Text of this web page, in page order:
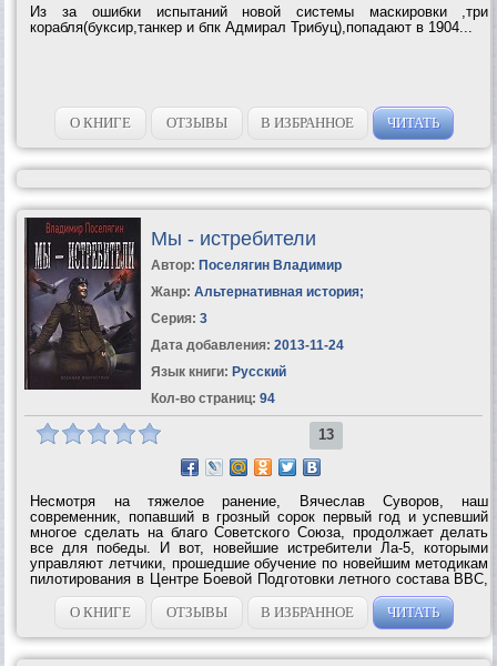
Из за ошибки испытаний новой системы маскировки ,три
корабля(буксир,танкер и бпк Адмирал Трибуц),попадают в 1904...
О КНИГЕ ОТЗЫВЫ В ИЗБРАННОЕ ЧИТАТЬ
Мы - истребители
Автор: Поселягин Владимир
Жанр: Альтернативная история;
Серия: 3
Дата добавления: 2013-11-24
Язык книги: Русский
Кол-во страниц: 94
13
Несмотря на тяжелое ранение, Вячеслав Суворов, наш
современник, попавший в грозный сорок первый год и успевший
многое сделать на благо Советского Союза, продолжает делать
все для победы. И вот, новейшие истребители Ла-5, которыми
управляют летчики, прошедшие обучение по новейшим методикам
пилотирования в Центре Боевой Подготовки летного состава ВВС,
идут в...
О КНИГЕ
ОТЗЫВЫ В ИЗБРАННОЕ ЧИТАТЬ